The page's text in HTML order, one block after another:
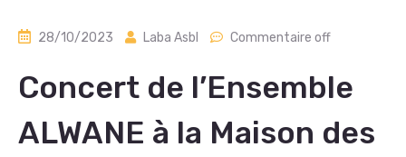
28/10/2023 Laba Asbl Commentaire off
Concert de l’Ensemble
ALWANE à la Maison des